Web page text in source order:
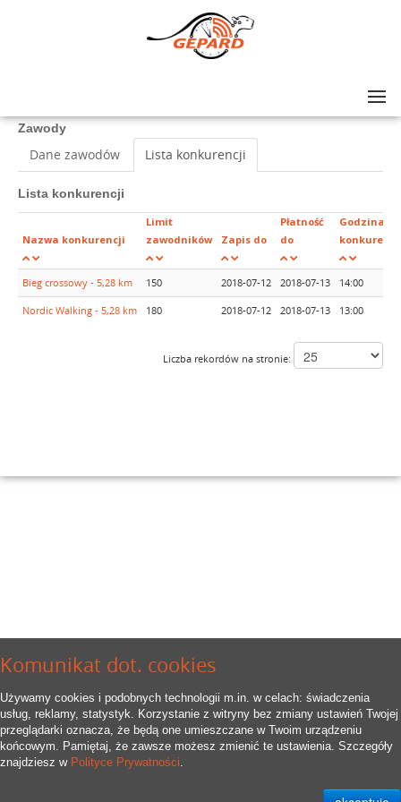
Komunikat dot. cookies
Używamy cookies i podobnych technologii m.in. w celach: świadczenia
usług, reklamy, statystyk. Korzystanie z witryny bez zmiany ustawień Twojej
przeglądarki oznacza, że będą one umieszczane w Twoim urządzeniu
końcowym. Pamiętaj, że zawsze możesz zmienić te ustawienia. Szczegóły
znajdziesz w Polityce Prywatności.
Zawody
Dane zawodów Lista konkurencji
Lista konkurencji
Nazwa konkurencji
Limit
zawodników
Zapis do
Płatność
do
Godzina
Bieg crossowy - 5,28 km 150 2018-07-12 2018-07-13 14:00
Nordic Walking - 5,28 km 180 2018-07-12 2018-07-13 13:00
Liczba rekordów na stronie: